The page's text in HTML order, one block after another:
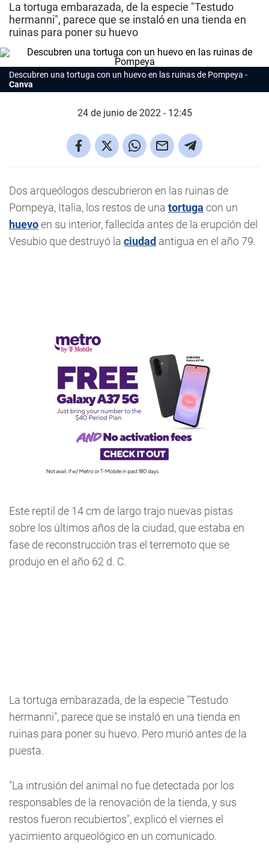
La tortuga embarazada, de la especie "Testudo
hermanni", parece que se instaló en una tienda en
ruinas para poner su huevo
Descubren una tortuga con un huevo en las ruinas de Pompeya
Canva
24 de junio de 2022 - 12:45
Dos arqueólogos descubrieron en las ruinas de
Pompeya, Italia, los restos de una tortuga con un
huevoen su interior, fallecida antes de la erupción del
Vesubio que destruyó la ciudad antigua en el año 79.
Este reptil de 14 cm de largo trajo nuevas pistas
sobre los últimos años de la ciudad, que estaba en
fase de reconstrucción tras el terremoto que se
produjo en el año 62 d. C.
La tortuga embarazada, de la especie "Testudo
hermanni", parece que se instaló en una tienda en
ruinas para poner su huevo. Pero murió antes de la
puesta.
"La intrusión del animal no fue detectada por los
responsables de la renovación de la tienda, y sus
restos fueron recubiertos", explicó el viernes el
yacimiento arqueológico en un comunicado.